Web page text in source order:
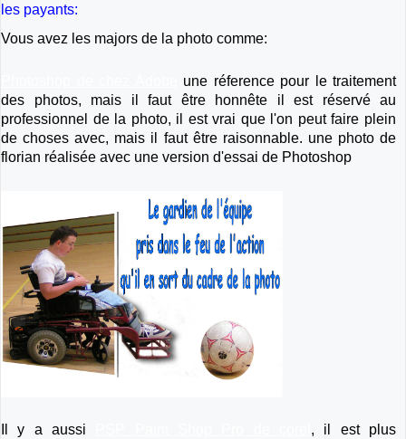
les payants:
Vous avez les majors de la photo comme:
une réference pour le traitement
des photos, mais il faut être honnête il est réservé au
professionnel de la photo, il est vrai que l'on peut faire plein
de choses avec, mais il faut être raisonnable. une photo de
florian réalisée avec une version d'essai de Photoshop
Il y a aussi
, il est plus